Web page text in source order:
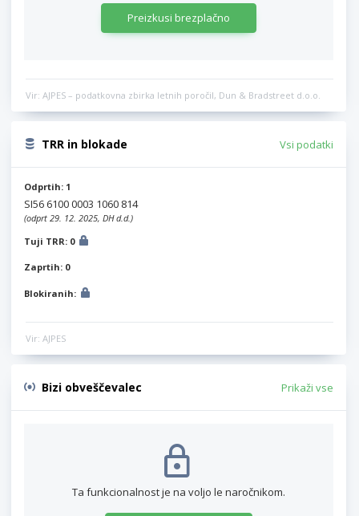
Preizkusi brezplačno
Vir: AJPES – podatkovna zbirka letnih poročil, Dun & Bradstreet d.o.o.
TRR in blokade Vsi podatki
Odprtih: 1
SI56 6100 0003 1060 814
(odprt 29. 12. 2025, DH d.d.)
Tuji TRR: 0
Zaprtih: 0
Blokiranih:
Vir: AJPES
Bizi obveščevalec Prikaži vse
Ta funkcionalnost je na voljo le naročnikom.